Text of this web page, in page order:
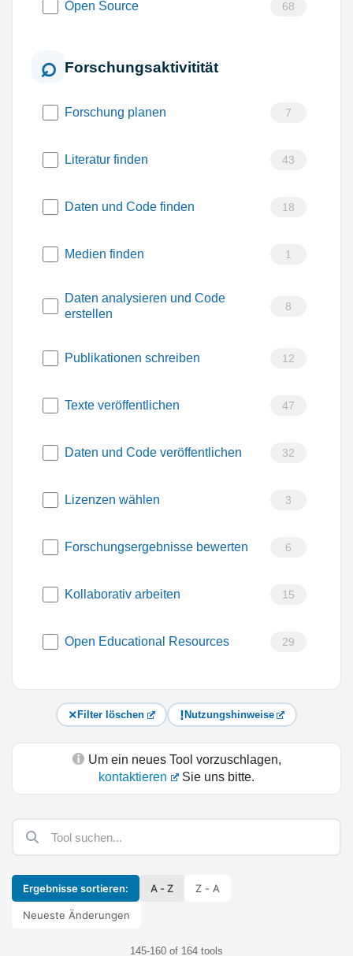
Open Source 68
Forschungsaktivitität
Forschung planen 7
Literatur finden 43
Daten und Code finden 18
Medien finden 1
Daten analysieren und Code
erstellen
8
Publikationen schreiben 12
Texte veröffentlichen 47
Daten und Code veröffentlichen 32
Lizenzen wählen 3
Forschungsergebnisse bewerten 6
Kollaborativ arbeiten 15
Open Educational Resources 29
Filter löschen Nutzungshinweise
Um ein neues Tool vorzuschlagen,
kontaktieren
Sie uns bitte.
Ergebnisse sortieren: A - Z Z - A
Neueste Änderungen
145-160 of 164 tools